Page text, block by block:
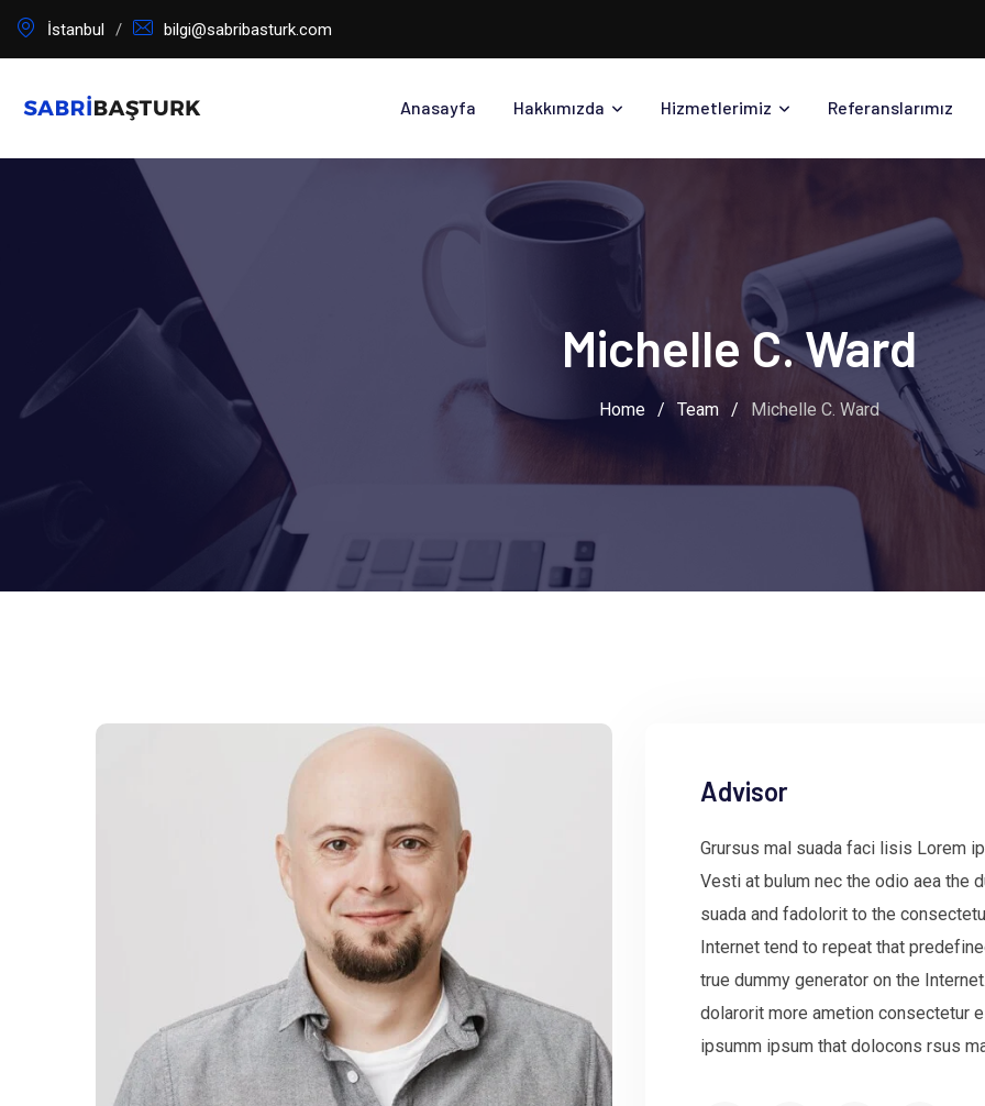
İçeriğe
İstanbul bilgi@sabribasturk.com
Anasayfa Hakkımızda Hizmetlerimiz Referanslarımız
Michelle C. Ward
Home / Team / Michelle C. Ward
Advisor
Grursus mal suada faci lisis Lorem
Vesti at bulum nec the odio aea the
suada and fadolorit to the
Internet tend to repeat that
true dummy generator on the
dolarorit more ametion consectetur
ipsumm ipsum that dolocons rsus